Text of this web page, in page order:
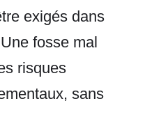
exigés dans
fosse mal
risques
sans